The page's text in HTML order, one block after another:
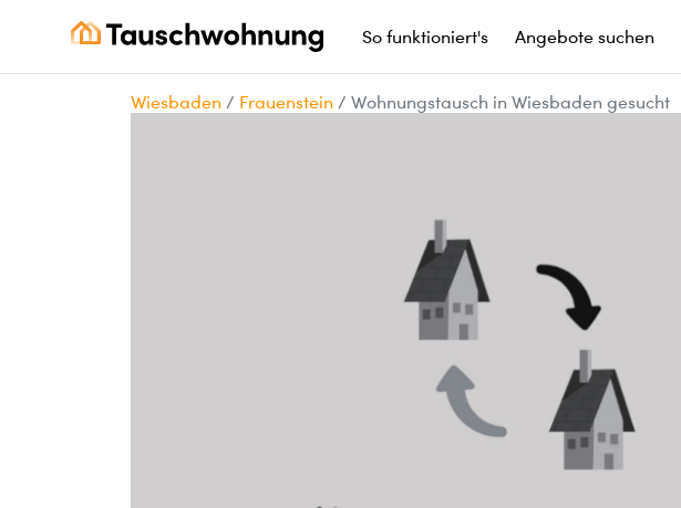
So funktioniert's Angebote suchen
Wiesbaden / Frauenstein / Wohnungstausch in Wiesbaden gesucht